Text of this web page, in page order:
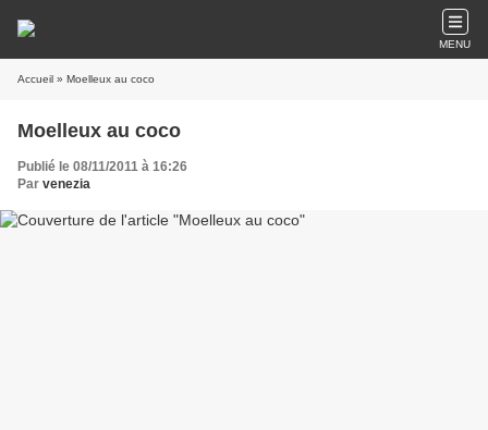
MENU
Accueil » Moelleux au coco
Moelleux au coco
Publié le 08/11/2011 à 16:26
Par venezia